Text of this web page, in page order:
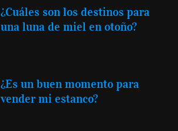
¿Cuáles son los destinos para
una luna de miel en otoño?
¿Es un buen momento para
vender mi estanco?